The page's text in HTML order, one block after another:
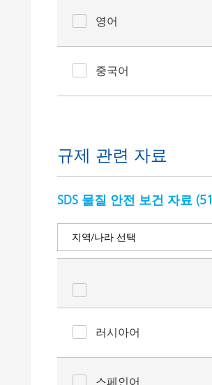
영어
중국어
규제 관련 자료
SDS 물질 안전 보건 자료 (51
러시아어
스페인어